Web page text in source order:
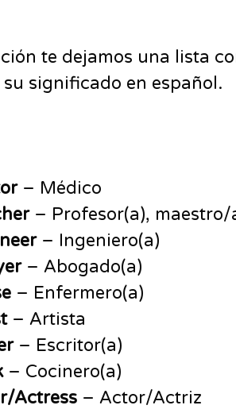
te dejamos una lista
significado en español.
– Médico
– Profesor(a), maestro/
– Ingeniero(a)
– Abogado(a)
– Enfermero(a)
– Artista
– Escritor(a)
– Cocinero(a)
Actress – Actor/Actriz